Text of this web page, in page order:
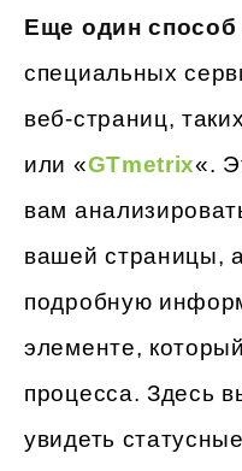
Еще один
специальных
веб-страниц,
или «GTmetrix«.
вам
вашей страницы,
подробную
элементе,
процесса. Здесь
увидеть